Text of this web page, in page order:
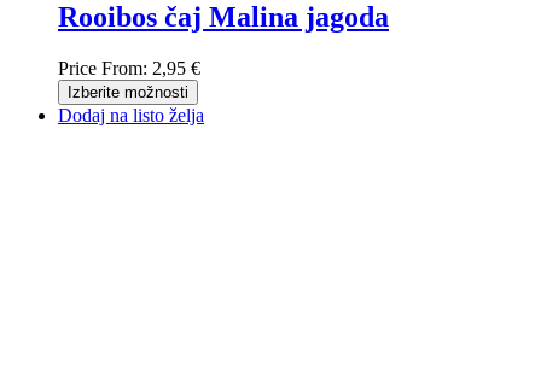
Rooibos čaj Malina jagoda
Price From: 2,95 €
Izberite možnosti
Dodaj na listo želja